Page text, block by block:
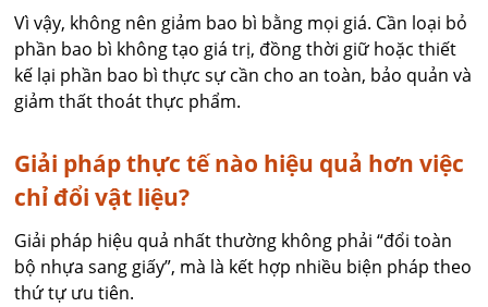
Vì vậy, không nên giảm bao bì bằng mọi giá. Cần loại bỏ
phần bao bì không tạo giá trị, đồng thời giữ hoặc thiết
kế lại phần bao bì thực sự cần cho an toàn, bảo quản và
giảm thất thoát thực phẩm.
Giải pháp thực tế nào hiệu quả hơn việc
chỉ đổi vật liệu?
Giải pháp hiệu quả nhất thường không phải “đổi toàn
bộ nhựa sang giấy”, mà là kết hợp nhiều biện pháp theo
thứ tự ưu tiên.